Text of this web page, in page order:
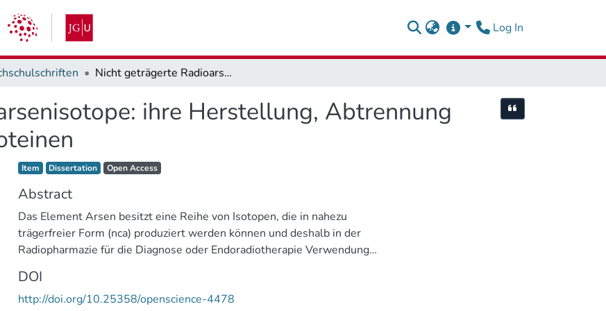
Log In
Nicht geträgerte Radioarsenisotope: ihre Herstellung, Abtrennung und Markierung von Proteinen
ihre Herstellung, Abtrennung
Item type:
Item, Dissertation Access status:
Open Access,
Abstract
Das Element Arsen besitzt eine Reihe von Isotopen, die in nahezu
trägerfreier Form (nca) produziert werden können und deshalb in der
Radiopharmazie für die Diagnose oder Endoradiotherapie Verwendung
eine gewisse Lücke bei der Versorgung mit langlebigen
Positronenemittern, die zur
DOI
http://doi.org/10.25358/openscience-4478